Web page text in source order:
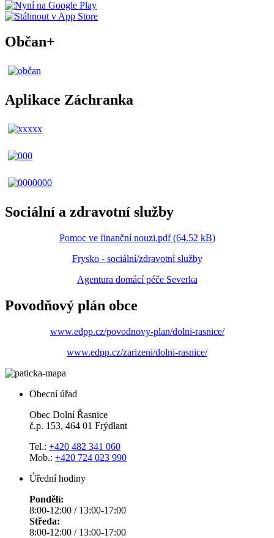
Občan+
Aplikace Záchranka
Sociální a zdravotní služby
Pomoc ve finanční nouzi.pdf (64.52 kB)
Frysko - sociální/zdravotní služby
Agentura domácí péče Severka
Povodňový plán obce
www.edpp.cz/povodnovy-plan/dolni-rasnice/
www.edpp.cz/zarizeni/dolni-rasnice/
Obecní úřad
Obec Dolní Řasnice
č.p. 153, 464 01 Frýdlant
Tel.: +420 482 341 060
Mob.: +420 724 023 990
Úřední hodiny
Pondělí:
8:00-12:00 / 13:00-17:00
Středa:
8:00-12:00 / 13:00-17:00